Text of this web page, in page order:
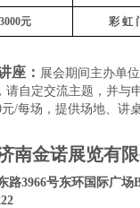
3000元 彩 虹
座： 展会期间主办单
请自定交流主题，并与
元/每场，提供场地、讲
南金诺展览有限
路3966号东环国际广场